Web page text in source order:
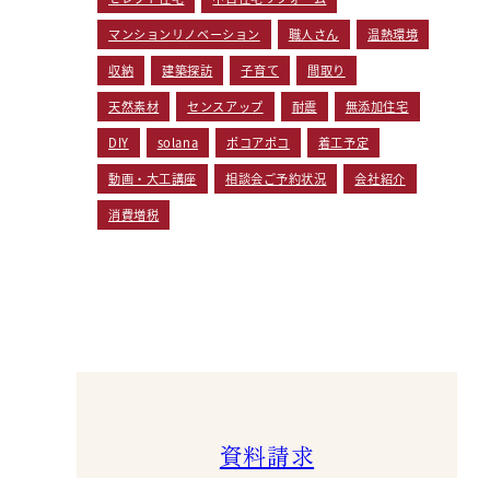
マンションリノベーション 職人さん 温熱環境
収納 建築探訪 子育て 間取り
天然素材 センスアップ 耐震 無添加住宅
DIY solana ポコアポコ 着工予定
動画・大工講座 相談会ご予約状況 会社紹介
消費増税
資料請求